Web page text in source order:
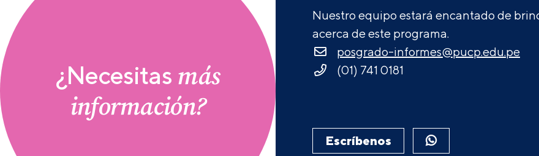
¿Necesitas más
información?
Nuestro equipo estará encantado de
acerca de este programa.
posgrado-informes@pucp.edu.pe
(01) 741 0181
Escríbenos